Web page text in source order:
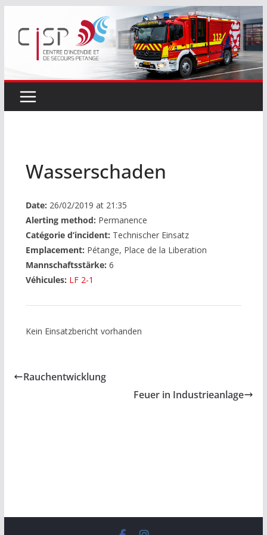
contenu
Wasserschaden
Date: 26/02/2019 at 21:35
Alerting method: Permanence
Catégorie d’incident: Technischer Einsatz
Emplacement: Pétange, Place de la Liberation
Mannschaftsstärke: 6
Véhicules: LF 2-1
Kein Einsatzbericht vorhanden
Rauchentwicklung
Feuer in Industrieanlage